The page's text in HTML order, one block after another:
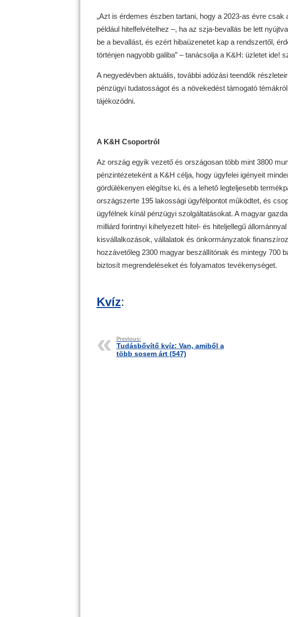
„Azt is érdemes észben tartani, hogy a 2023-as évre
például hitelfelvételhez –, ha az szja-bevallás be lett
be a bevallást, és ezért hibaüzenetet kap a rendszertől,
történjen nagyobb galiba” – tanácsolja a K&H: üzletet ide!
A negyedévben aktuális, további adózási teendők
pénzügyi tudatosságot és a növekedést támogató
tájékozódni.
A K&H Csoportról
Az ország egyik vezető és országosan több mint 3800
pénzintézeteként a K&H célja, hogy ügyfelei igényeit
gördülékenyen elégítse ki, és a lehető legteljesebb
országszerte 195 lakossági ügyfélpontot működtet, és
ügyfélnek kínál pénzügyi szolgáltatásokat. A magyar
milliárd forintnyi kihelyezett hitel- és hiteljellegű
kisvállalkozások, vállalatok és önkormányzatok
hozzávetőleg 2300 magyar beszállítónak és mintegy 700
biztosít megrendeléseket és folyamatos tevékenységet.
Kvíz:
Previous:
Tudásbővítő kvíz: Van, amiből a
több sosem árt (547)